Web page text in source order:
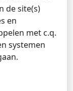
de site(s)
en
met c.q.
systemen